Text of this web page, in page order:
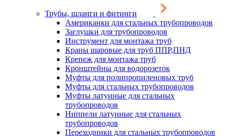
Трубы, шланги и фитинги
Американки для стальных трубопроводов
Заглушки для трубопроводов
Инструмент для монтажа труб
Краны шаровые для труб ППР,ПНД
Крепеж для монтажа труб
Кронштейны для водорозеток
Муфты для полипропиленовых труб
Муфты для стальных трубопроводов
Муфты латунные для стальных
трубопроводов
Ниппели латунные для стальных
трубопроводов
Переходники для стальных трубопроводов